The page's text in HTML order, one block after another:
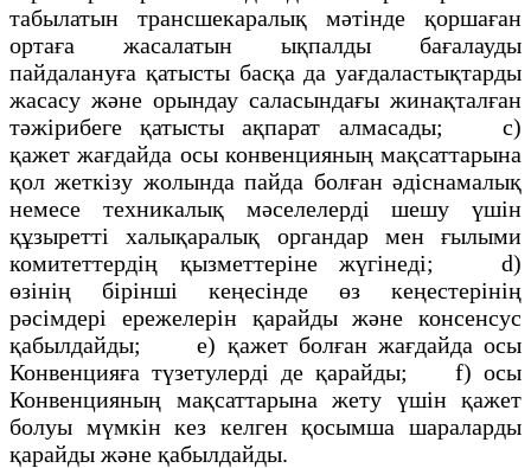
табылатын трансшекаралық мәтiнде қоршаған
ортаға жасалатын ықпалды бағалауды
пайдалануға қатысты басқа да уағдаластықтарды
жасасу және орындау саласындағы жинақталған
тәжiрибеге қатысты ақпарат алмасады; с)
қажет жағдайда осы конвенцияның мақсаттарына
қол жеткiзу жолында пайда болған әдiснамалық
немесе техникалық мәселелердi шешу үшiн
құзыреттi халықаралық органдар мен ғылыми
комитеттердің қызметтерiне жүгiнедi; d)
өзiнің бiрiншi кеңесiнде өз кеңестерiнің
рәсiмдерi ережелерiн қарайды және консенсус
қабылдайды; е) қажет болған жағдайда осы
Конвенцияға түзетулердi де қарайды; f) осы
Конвенцияның мақсаттарына жету үшiн қажет
болуы мүмкiн кез келген қосымша шараларды
қарайды және қабылдайды.